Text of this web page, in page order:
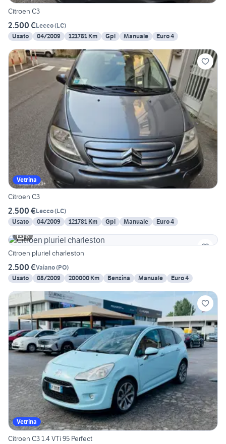
Citroen C3
2.500 €Lecco(LC)
Usato
04/2009 121781 Km Gpl Manuale Euro 4
Vetrina
Citroen C3
2.500 €Lecco(LC)
Usato
04/2009 121781 Km Gpl Manuale
Euro 4
6
Citroen pluriel charleston
2.500 €Vaiano(PO)
Usato
08/2009 200000 Km Benzina Manuale Euro 4
Vetrina
Citroen C3 1.4 VTi 95 Perfect